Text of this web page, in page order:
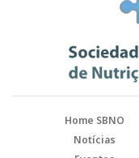
Home SBNO
Notícias